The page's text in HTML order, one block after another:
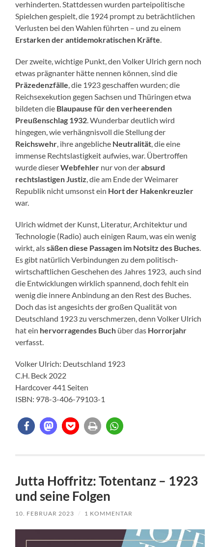
verhinderten. Stattdessen wurden parteipolitische
Spielchen gespielt, die 1924 prompt zu beträchtlichen
Verlusten bei den Wahlen führten – und zu einem
Erstarken der antidemokratischen Kräfte.
Der zweite, wichtige Punkt, den Volker Ulrich gern noch
etwas prägnanter hätte nennen können, sind die
Präzedenzfälle, die 1923 geschaffen wurden; die
Reichsexekution gegen Sachsen und Thüringen etwa
bildeten die Blaupause für den verheerenden
Preußenschlag 1932. Wunderbar deutlich wird
hingegen, wie verhängnisvoll die Stellung der
Reichswehr, ihre angebliche Neutralität, die eine
immense Rechtslastigkeit aufwies, war. Übertroffen
wurde dieserWebfehler nur von derabsurd
rechtslastigen Justiz, die am Ende der Weimarer
Republik nicht umsonst ein Hort der Hakenkreuzler
war.
Ulrich widmet der Kunst, Literatur, Architektur und
Technologie (Radio) auch einigen Raum, was ein wenig
wirkt, alssäßen diese Passagen im Notsitz des Buches.
Es gibt natürlich Verbindungen zu dem politisch-
wirtschaftlichen Geschehen des Jahres 1923, auch sind
die Entwicklungen wirklich spannend, doch fehlt ein
wenig die innere Anbindung an den Rest des Buches.
Doch das ist angesichts der großen Qualität von
Deutschland 1923 zu verschmerzen, denn Volker Ulrich
hat ein hervorragendes Buch über das Horrorjahr
verfasst.
Volker Ulrich: Deutschland 1923
C.H. Beck 2022
Hardcover 441 Seiten
ISBN: 978-3-406-79103-1
Jutta Hoffritz: Totentanz – 1923
und seine Folgen
10. FEBRUAR 2023 / 1 KOMMENTAR